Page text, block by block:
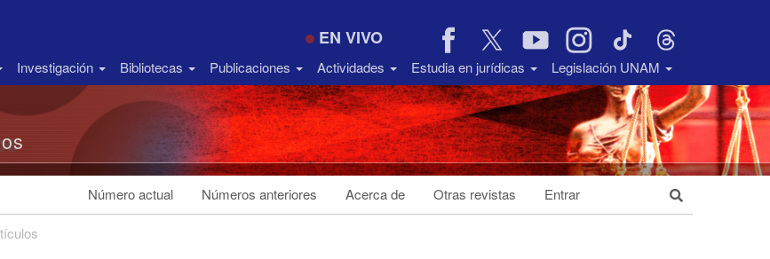
EN VIVO
Investigación Bibliotecas Publicaciones Actividades Estudia en jurídicas Legislación UNAM
Número actual Números anteriores Acerca de Otras revistas Entrar